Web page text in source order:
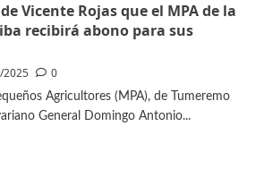
Vicente Rojas que el MPA de la
recibirá abono para sus
2025 0
Agricultores (MPA), de Tumeremo
General Domingo Antonio...